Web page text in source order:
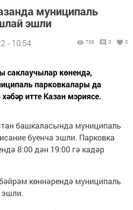
муниципаль
эшли
- 10:54 706 0 0
саклаучылар көнендә,
парковкалары да
итте Казан мэриясе.
башкаласында муниципаль
буенча эшли. Парковка
8:00 дән 19:00 гә кадәр
көннәрендә муниципаль
эшли.